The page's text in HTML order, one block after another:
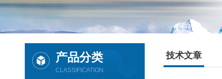
产品分类
CLASSIFICATION
技术文章